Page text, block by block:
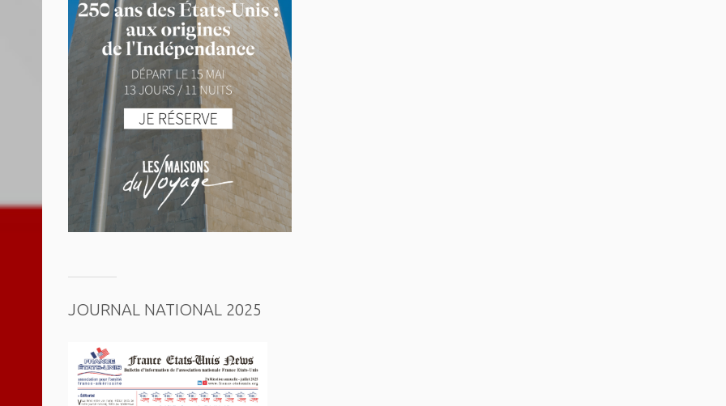
JOURNAL NATIONAL 2025